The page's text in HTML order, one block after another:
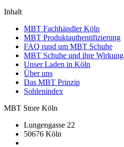
Inhalt
MBT Fachhändler Köln
MBT Produktauthentifizierung
FAQ rund um MBT Schuhe
MBT Schuhe und ihre Wirkung
Unser Laden in Köln
Über uns
Das MBT Prinzip
Sohlenindex
MBT Store Köln
Lungengasse 22
50676 Köln